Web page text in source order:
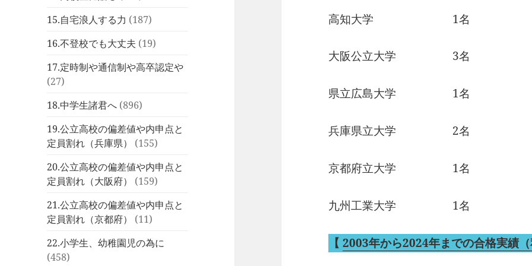
15.自宅浪人する力 (187)
16.不登校でも大丈夫 (19)
17.定時制や通信制や高卒認定や
(27)
18.中学生諸君へ (896)
19.公立高校の偏差値や内申点と
定員割れ（兵庫県）
(155)
20.公立高校の偏差値や内申点と
定員割れ（大阪府）
(159)
21.公立高校の偏差値や内申点と
定員割れ（京都府）
(11)
22.小学生、幼稚園児の為に
(458)
高知大学 1名
大阪公立大学 3名
県立広島大学 1名
兵庫県立大学 2名
京都府立大学 1名
九州工業大学 1名
【2003年から2024年までの合格実績（